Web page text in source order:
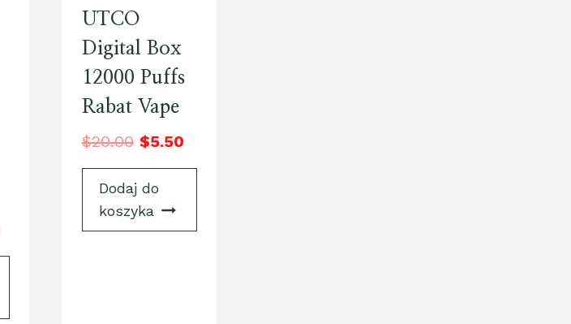
UTCO
Digital Box
12000 Puffs
Rabat Vape
$20.00 $5.50
Dodaj do
koszyka